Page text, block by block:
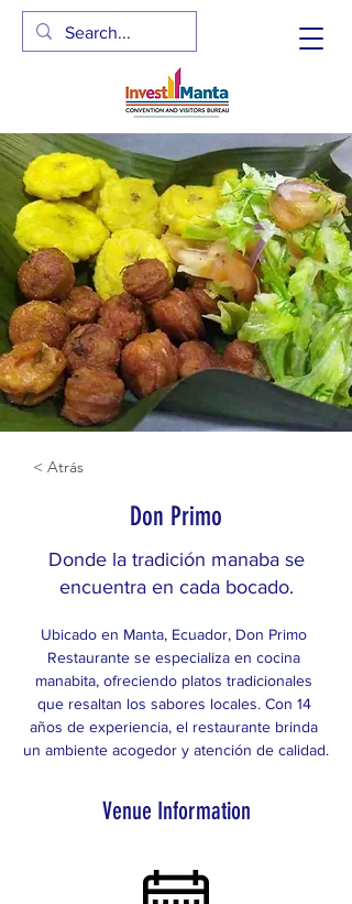
< Atrás
Don Primo
Donde la tradición manaba se
encuentra en cada bocado.
Ubicado en Manta, Ecuador, Don Primo
Restaurante se especializa en cocina
manabita, ofreciendo platos tradicionales
que resaltan los sabores locales. Con 14
años de experiencia, el restaurante brinda
un ambiente acogedor y atención de calidad.
Venue Information